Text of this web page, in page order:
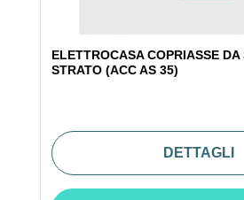
ELETTROCASA COPRIASSE
STRATO (ACC AS 35)
DETTAGLI